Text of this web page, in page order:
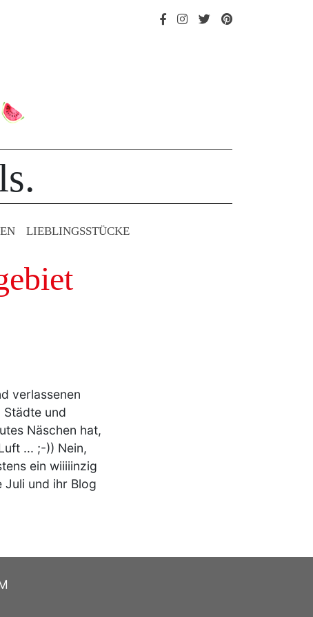
LIEBLINGS­STÜCKE
verlassenen
und
Näschen hat,
... ;-)) Nein,
ein wiiiiinzig
Juli und ihr Blog